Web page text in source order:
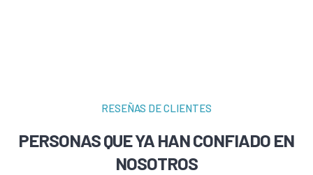
RESEÑAS DE CLIENTES
PERSONAS QUE YA HAN CONFIADO EN
NOSOTROS